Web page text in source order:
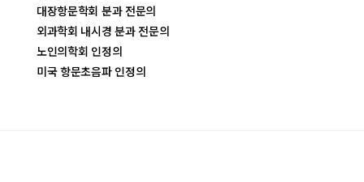
대장항문학회 분과 전문의
외과학회 내시경 분과 전문의
노인의학회 인정의
미국 항문초음파 인정의